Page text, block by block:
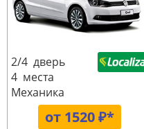
от 1520 ₽*
2/4 дверь
4 места
Механика